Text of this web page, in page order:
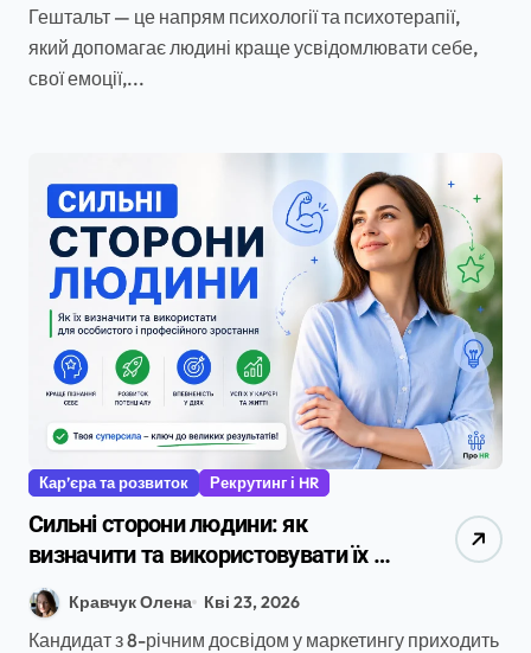
Гештальт — це напрям психології та психотерапії,
який допомагає людині краще усвідомлювати себе,
свої емоції,...
Кар’єра та розвиток Рекрутинг і HR
Сильні сторони людини: як
визначити та використовувати їх у
кар’єрі та пошуку роботи в Україні
2026Кравчук Олена Кві 23, 2026
Кандидат з 8-річним досвідом у маркетингу приходить